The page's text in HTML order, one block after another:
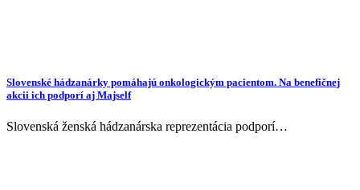
Slovenské hádzanárky pomáhajú onkologickým pacientom. Na benefičnej
akcii ich podporí aj Majself
Slovenská ženská hádzanárska reprezentácia podporí…